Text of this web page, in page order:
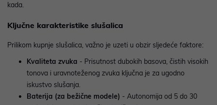
kada.
Ključne karakteristike slušalica
Prilikom kupnje slušalica, važno je uzeti u obzir sljedeće faktore:
Kvaliteta zvuka - Prisutnost dubokih basova, čistih visokih
tonova i uravnoteženog zvuka ključna je za ugodno
iskustvo slušanja.
Baterija (za bežične modele) - Autonomija od 5 do 30